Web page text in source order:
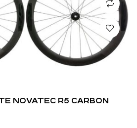
NOVATEC R5 CARBON